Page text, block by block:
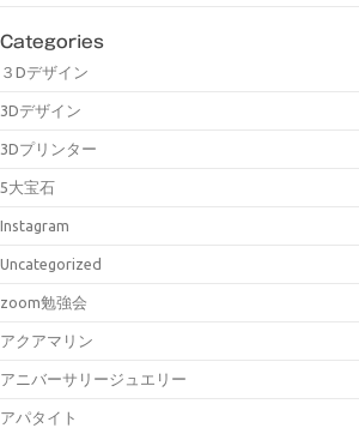
Categories
３Dデザイン
3Dデザイン
3Dプリンター
5大宝石
Instagram
Uncategorized
zoom勉強会
アクアマリン
アニバーサリージュエリー
アパタイト